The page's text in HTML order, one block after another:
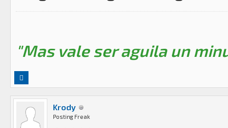
"Mas vale ser aguila un
Krody
Posting Freak